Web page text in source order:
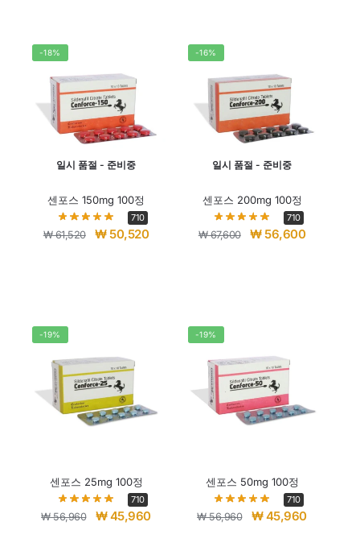
-18%
일시 품절 - 준비중
센포스 150mg 100정
710
₩61,520 ₩50,520
-16%
일시 품절 - 준비중
센포스 200mg 100정
710
₩67,600 ₩56,600
-19%
센포스 25mg 100정
710
₩56,960 ₩45,960
-19%
센포스 50mg 100정
710
₩56,960 ₩45,960